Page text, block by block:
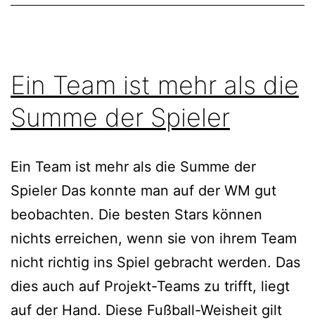
Model
Ein Team ist mehr als die
Summe der Spieler
Ein Team ist mehr als die Summe der
Spieler Das konnte man auf der WM gut
beobachten. Die besten Stars können
nichts erreichen, wenn sie von ihrem Team
nicht richtig ins Spiel gebracht werden. Das
dies auch auf Projekt-Teams zu trifft, liegt
auf der Hand. Diese Fußball-Weisheit gilt